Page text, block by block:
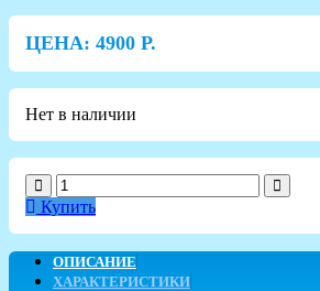
ЦЕНА: 4900 Р.
Нет в наличии
Купить
ОПИСАНИЕ
ХАРАКТЕРИСТИКИ